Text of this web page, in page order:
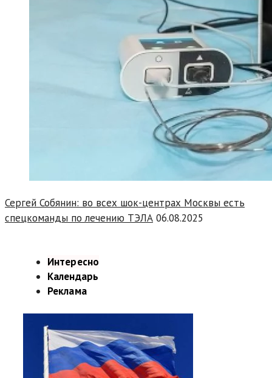
Сергей Собянин: во всех шок-центрах Москвы есть
спецкоманды по лечению ТЭЛА 06.08.2025
Интересно
Календарь
Реклама